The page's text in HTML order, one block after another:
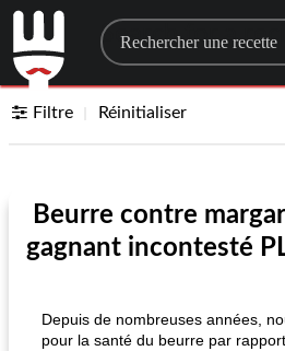
Search for a
Filtre Réinitialiser
Beurre contre
gagnant incontesté
Depuis de nombreuses années,
pour la santé du beurre par